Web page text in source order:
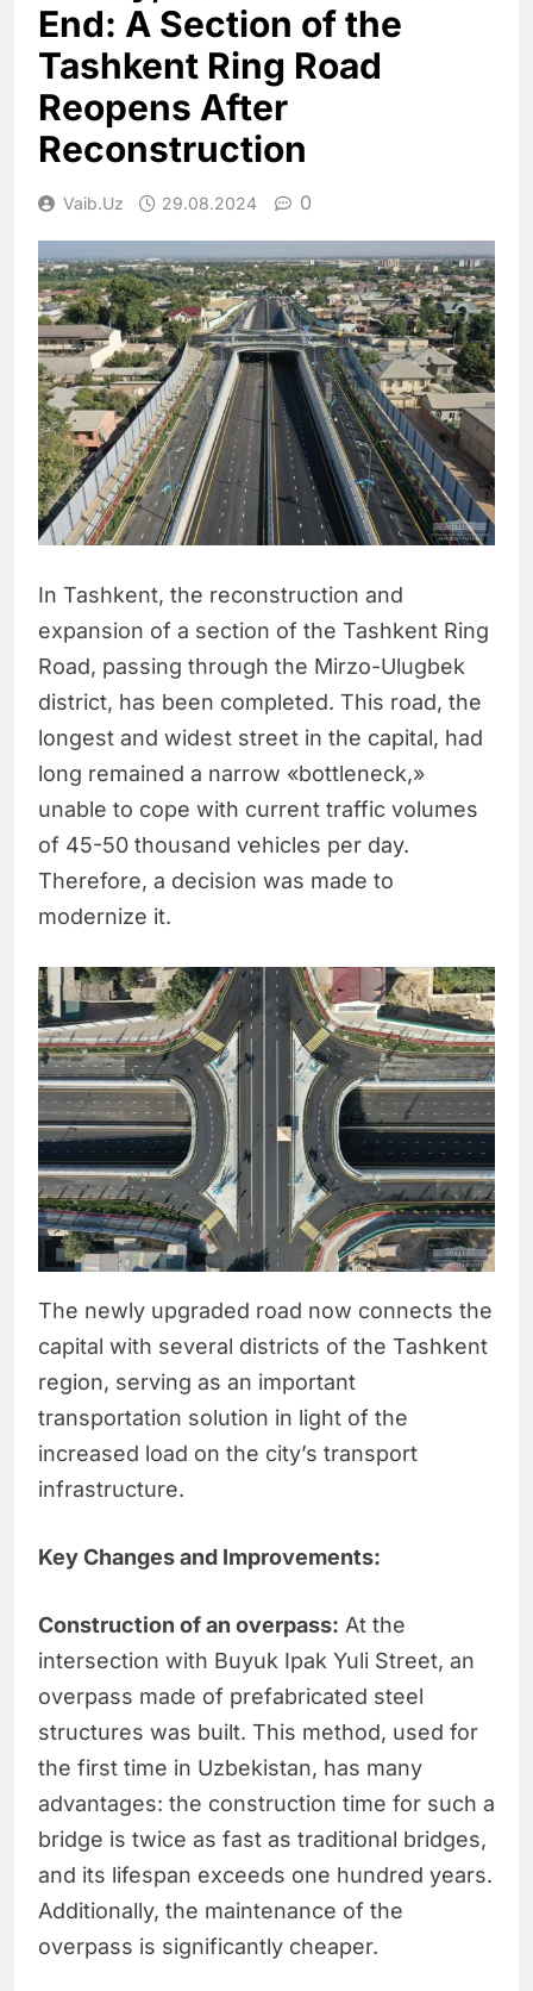
End: A Section of the
Tashkent Ring Road
Reopens After
Reconstruction
Vaib.uz 29.08.2024 0
In Tashkent, the reconstruction and
expansion of a section of the Tashkent Ring
Road, passing through the Mirzo-Ulugbek
district, has been completed. This road, the
longest and widest street in the capital, had
long remained a narrow «bottleneck,»
unable to cope with current traffic volumes
of 45-50 thousand vehicles per day.
Therefore, a decision was made to
modernize it.
The newly upgraded road now connects the
capital with several districts of the Tashkent
region, serving as an important
transportation solution in light of the
increased load on the city’s transport
infrastructure.
Key Changes and Improvements:
Construction of an overpass: At the
intersection with Buyuk Ipak Yuli Street, an
overpass made of prefabricated steel
structures was built. This method, used for
the first time in Uzbekistan, has many
advantages: the construction time for such a
bridge is twice as fast as traditional bridges,
and its lifespan exceeds one hundred years.
Additionally, the maintenance of the
overpass is significantly cheaper.